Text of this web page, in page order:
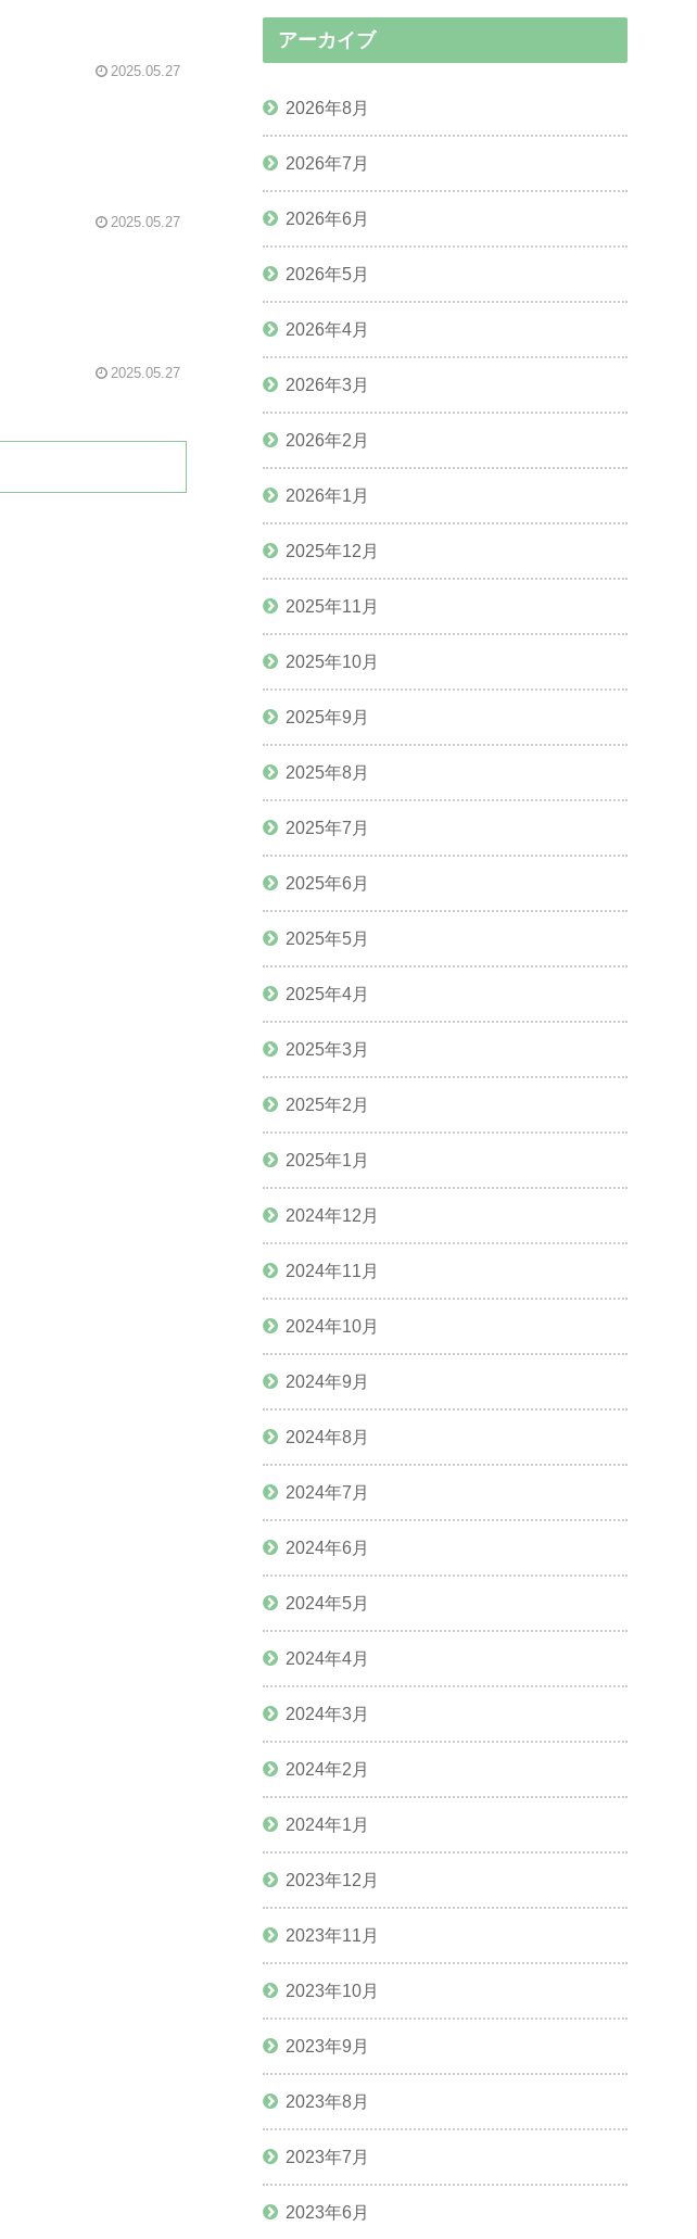
2025.05.27
2025.05.27
2025.05.27
アーカイブ
2026年8月
2026年7月
2026年6月
2026年5月
2026年4月
2026年3月
2026年2月
2026年1月
2025年12月
2025年11月
2025年10月
2025年9月
2025年8月
2025年7月
2025年6月
2025年5月
2025年4月
2025年3月
2025年2月
2025年1月
2024年12月
2024年11月
2024年10月
2024年9月
2024年8月
2024年7月
2024年6月
2024年5月
2024年4月
2024年3月
2024年2月
2024年1月
2023年12月
2023年11月
2023年10月
2023年9月
2023年8月
2023年7月
2023年6月